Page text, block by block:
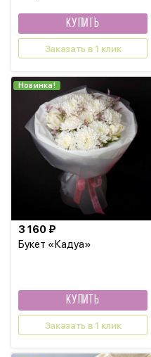
КУПИТЬ
Заказать в 1 клик
Новинка!
Букет «Кадуа»
3 160 ₽
КУПИТЬ
Заказать в 1 клик